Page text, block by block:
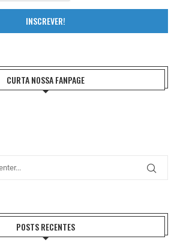
INSCREVER!
CURTA NOSSA FANPAGE
POSTS RECENTES